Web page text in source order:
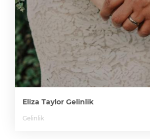
Eliza Taylor Gelinlik
Gelinlik